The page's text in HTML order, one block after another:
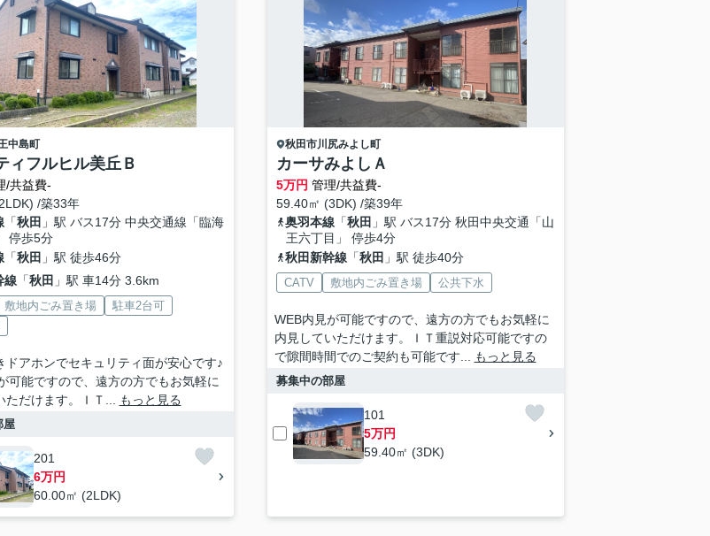
中島町
ィフルヒル美丘Ｂ
/共益費-
/築33年
「秋田 」駅 バス17分 中央交通線「臨海
停歩5分
「秋田 」駅 徒歩46分
線「秋田 」駅 車14分 3.6km
敷地内ごみ置き場
駐車2台可
ドアホンでセキュリティ面が安心です♪
可能ですので、遠方の方でもお気軽に
ただけます。ＩＴ...
もっと見る
屋
201
6万円
60.00㎡ (2LDK)
秋田市川尻みよし町
カーサみよしＡ
5万円 管理/共益費-
59.40㎡ (3DK) /築39年
奥羽本線「秋田 」駅 バス17分 秋田中央交通「山
王六丁目」 停歩4分
秋田新幹線「秋田 」駅 徒歩40分
CATV 敷地内ごみ置き場 公共下水
WEB内見が可能ですので、遠方の方でもお気軽に
内見していただけます。ＩＴ重説対応可能ですの
で隙間時間でのご契約も可能です...
もっと見る
募集中の部屋
101
5万円
59.40㎡ (3DK)